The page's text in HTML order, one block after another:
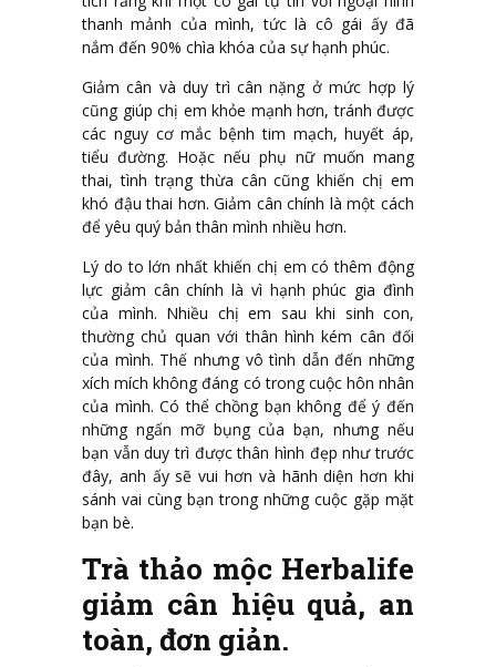
thanh mảnh của mình, tức là cô gái ấy đã
nắm đến 90% chìa khóa của sự hạnh phúc.
Giảm cân và duy trì cân nặng ở mức hợp lý
cũng giúp chị em khỏe mạnh hơn, tránh được
các nguy cơ mắc bệnh tim mạch, huyết áp,
tiểu đường. Hoặc nếu phụ nữ muốn mang
thai, tình trạng thừa cân cũng khiến chị em
khó đậu thai hơn. Giảm cân chính là một cách
để yêu quý bản thân mình nhiều hơn.
Lý do to lớn nhất khiến chị em có thêm động
lực giảm cân chính là vì hạnh phúc gia đình
của mình. Nhiều chị em sau khi sinh con,
thường chủ quan với thân hình kém cân đối
của mình. Thế nhưng vô tình dẫn đến những
xích mích không đáng có trong cuộc hôn nhân
của mình. Có thể chồng bạn không để ý đến
những ngấn mỡ bụng của bạn, nhưng nếu
bạn vẫn duy trì được thân hình đẹp như trước
đây, anh ấy sẽ vui hơn và hãnh diện hơn khi
sánh vai cùng bạn trong những cuộc gặp mặt
bạn bè.
Trà thảo mộc Herbalife
giảm cân hiệu quả, an
toàn, đơn giản.